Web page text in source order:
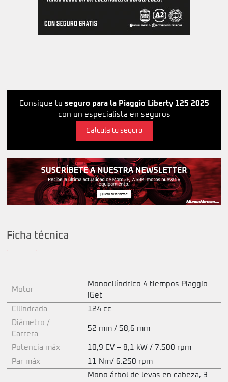
Consigue tu seguro para la Piaggio Liberty 125 2025
con un especialista en seguros
Calcula tu seguro
Ficha técnica
Motor
Monocilíndrico 4 tiempos Piaggio
iGet
Cilindrada
124 cc
Diámetro /
Carrera
52 mm / 58,6 mm
Potencia máx
10,9 CV – 8,1 kW / 7.500 rpm
Par máx
11 Nm/ 6.250 rpm
Mono árbol de levas en cabeza, 3